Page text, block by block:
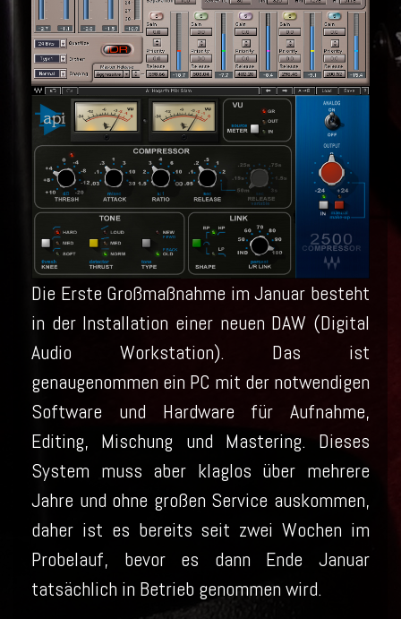
Die Erste Großmaßnahme im Januar besteht
in der Installation einer neuen DAW (Digital
Audio Workstation). Das ist
genaugenommen ein PC mit der notwendigen
Software und Hardware für Aufnahme,
Editing, Mischung und Mastering. Dieses
System muss aber klaglos über mehrere
Jahre und ohne großen Service auskommen,
daher ist es bereits seit zwei Wochen im
Probelauf, bevor es dann Ende Januar
tatsächlich in Betrieb genommen wird.